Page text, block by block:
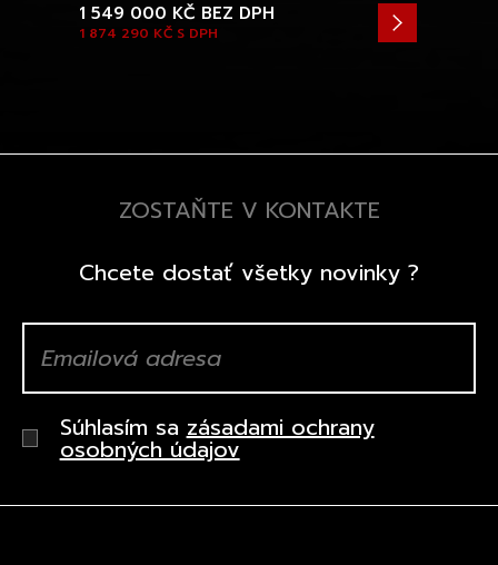
1 874 290 KČ S DPH
1 549 000 KČ BEZ DPH
ZOSTAŇTE V KONTAKTE
Chcete dostať všetky novinky ?
Súhlasím sazásadami ochrany
osobných údajov